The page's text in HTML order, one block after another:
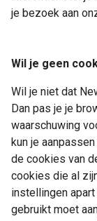
je bezoek aan
Wil je geen
Wil je niet dat
Dan pas je je
waarschuwing
kun je
de cookies van
cookies die al
instellingen
gebruikt moet